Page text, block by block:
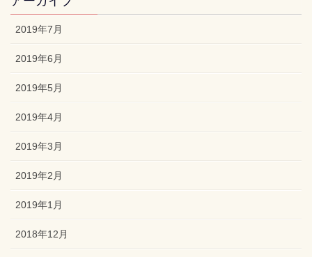
2019年7月
2019年6月
2019年5月
2019年4月
2019年3月
2019年2月
2019年1月
2018年12月